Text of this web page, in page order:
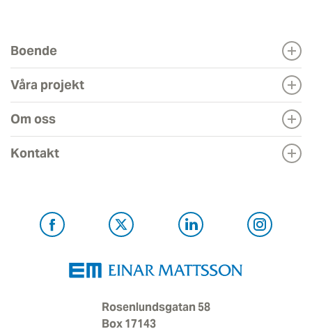
Boende
Våra projekt
Om oss
Kontakt
Rosenlundsgatan 58
Box 17143